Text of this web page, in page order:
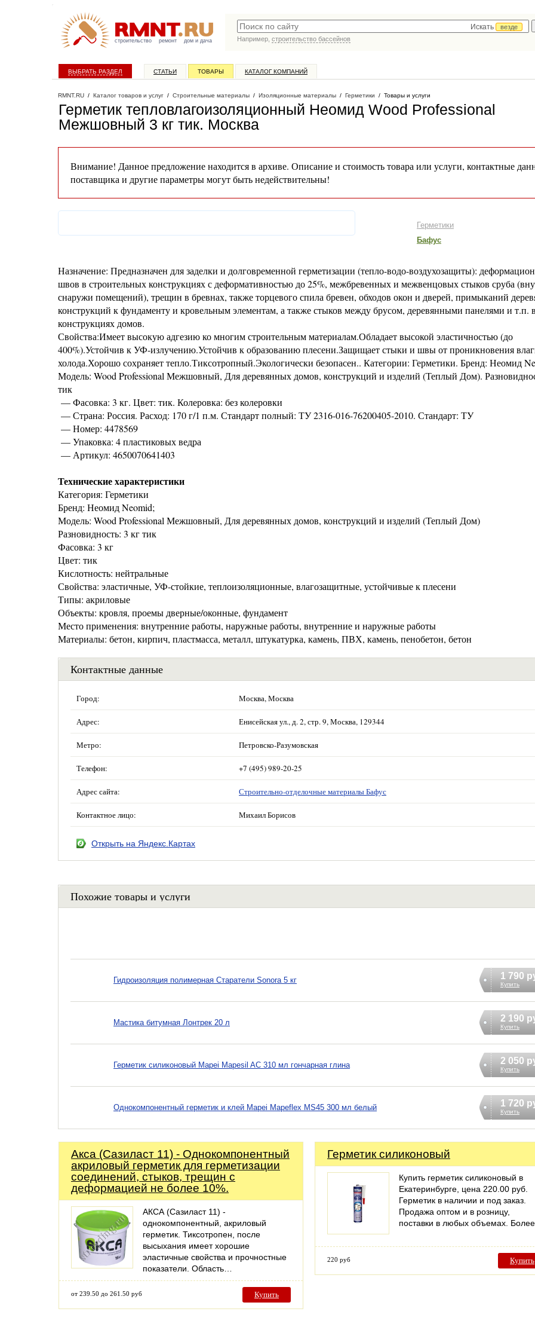
строительство ремонт дом и дача
Искать
везде
Например, строительство бассейнов
ВЫБРАТЬ РАЗДЕЛ СТАТЬИ ТОВАРЫ КАТАЛОГ КОМПАНИЙ
RMNT.RU / Каталог товаров и услуг / Строительные материалы / Изоляционные материалы / Герметики / Товары и услуги
Герметик тепловлагоизоляционный Неомид Wood Professional
Межшовный 3 кг тик. Москва
Внимание! Данное предложение находится в архиве. Описание и стоимость товара или услуги, контактные
поставщика и другие параметры могут быть недействительны!
Герметики
Бафус
Назначение: Предназначен для заделки и долговременной герметизации (тепло-водо-воздухозащиты):
швов в строительных конструкциях с деформативностью до 25%, межбревенных и межвенцовых стыков сруба
снаружи помещений), трещин в бревнах, также торцевого спила бревен, обходов окон и дверей, примыканий
конструкций к фундаменту и кровельным элементам, а также стыков между брусом, деревянными панелями и т.п. в
конструкциях домов.
Свойства:Имеет высокую адгезию ко многим строительным материалам.Обладает высокой эластичностью (до
400%).Устойчив к УФ-излучению.Устойчив к образованию плесени.Защищает стыки и швы от проникновения
холода.Хорошо сохраняет тепло.Тиксотропный.Экологически безопасен.. Категории: Герметики. Бренд: Неомид
Модель: Wood Professional Межшовный, Для деревянных домов, конструкций и изделий (Теплый Дом).
тик
— Фасовка: 3 кг. Цвет: тик. Колеровка: без колеровки
— Страна: Россия. Расход: 170 г/1 п.м. Стандарт полный: ТУ 2316-016-76200405-2010. Стандарт: ТУ
— Номер: 4478569
— Упаковка: 4 пластиковых ведра
— Артикул: 4650070641403
Технические характеристики
Категория: Герметики
Бренд: Неомид Neomid;
Модель: Wood Professional Межшовный, Для деревянных домов, конструкций и изделий (Теплый Дом)
Разновидность: 3 кг тик
Фасовка: 3 кг
Цвет: тик
Кислотность: нейтральные
Свойства: эластичные, УФ-стойкие, теплоизоляционные, влагозащитные, устойчивые к плесени
Типы: акриловые
Объекты: кровля, проемы дверные/оконные, фундамент
Место применения: внутренние работы, наружные работы, внутренние и наружные работы
Материалы: бетон, кирпич, пластмасса, металл, штукатурка, камень, ПВХ, камень, пенобетон, бетон
Контактные данные
Город: Москва, Москва
Адрес: Енисейская ул., д. 2, стр. 9, Москва, 129344
Метро: Петровско-Разумовская
Телефон: +7 (495) 989-20-25
Адрес сайта: Строительно-отделочные материалы Бафус
Контактное лицо: Михаил Борисов
Открыть на Яндекс.Картах
Похожие товары и услуги
Гидроизоляция полимерная Старатели Sonora 5 кг 1 790
Купить
Мастика битумная Лонтрек 20 л 2 190
Купить
Герметик силиконовый Mapei Mapesil AC 310 мл гончарная глина 2 050
Купить
Однокомпонентный герметик и клей Mapei Mapeflex MS45 300 мл белый 1 720
Купить
Акса (Сазиласт 11) - Однокомпонентный
акриловый герметик для герметизации
соединений, стыков, трещин с
деформацией не более 10%.
АКСА (Сазиласт 11) -
однокомпонентный, акриловый
герметик. Тиксотропен, после
высыхания имеет хорошие
эластичные свойства и прочностные
показатели. Область…
от 239.50 до 261.50 руб Купить
Герметик силиконовый
Купить герметик силиконовый в
Екатеринбурге, цена 220.00 руб.
Герметик в наличии и под заказ.
Продажа оптом и в розницу,
поставки в любых объемах.
220 руб Купить